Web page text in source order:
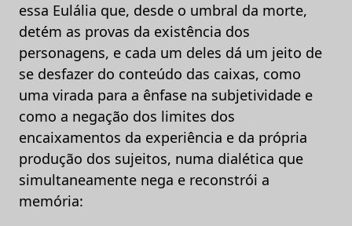
essa Eulália que, desde o umbral da morte,
detém as provas da existência dos
personagens, e cada um deles dá um jeito de
se desfazer do conteúdo das caixas, como
uma virada para a ênfase na subjetividade e
como a negação dos limites dos
encaixamentos da experiência e da própria
produção dos sujeitos, numa dialética que
simultaneamente nega e reconstrói a
memória: